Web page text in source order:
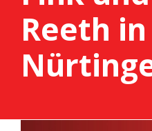
Reeth in